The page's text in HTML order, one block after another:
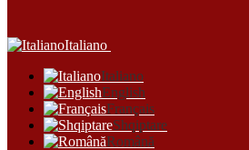
Italiano
Italiano
English
Français
Shqiptare
Română